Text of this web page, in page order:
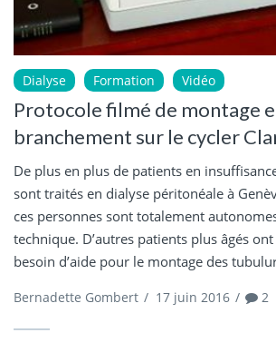
Dialyse Formation Vidéo
Protocole filmé de montage
branchement sur le cycler
De plus en plus de patients en
sont traités en dialyse péritonéale à
ces personnes sont totalement
technique. D’autres patients plus âgés
besoin d’aide pour le montage des
Bernadette Gombert / 17 juin 2016 / 2